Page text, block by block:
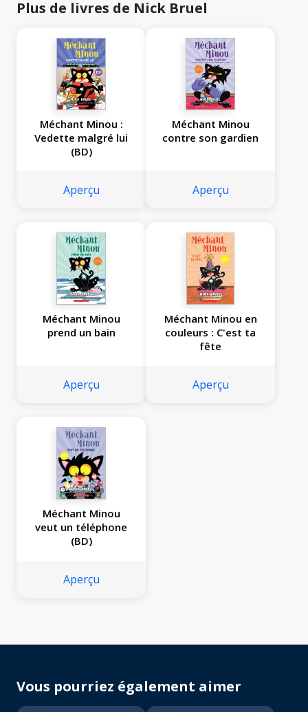
Plus de livres de Nick Bruel
Méchant Minou :
Vedette malgré lui
(BD)
Aperçu
Méchant Minou
contre son gardien
Aperçu
Méchant Minou
prend un bain
Aperçu
Méchant Minou en
couleurs : C'est ta
fête
Aperçu
Méchant Minou
veut un téléphone
(BD)
Aperçu
Vous pourriez également aimer